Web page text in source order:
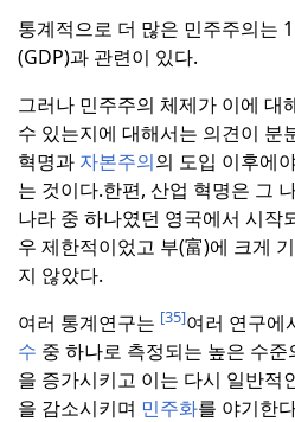
통계적으로 더 많은 민주주의는
(GDP)과 관련이 있다.
그러나 민주주의 체제가 이에 대
수 있는지에 대해서는 의견이 분
혁명과 자본주의의 도입 이후에
는 것이다.한편, 산업 혁명은 그
나라 중 하나였던 영국에서 시작
우 제한적이었고 부(富)에 크게
지 않았다.
여러 통계연구는 [35]여러 연구에
수 중 하나로 측정되는 높은 수준
을 증가시키고 이는 다시 일반적
을 감소시키며 민주화를 야기한